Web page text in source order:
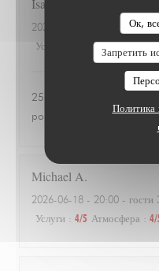
Ок,
Запретить
Политика
Isabelle
2026-06-24
- 20:00 - гости
Услуги
Атмосфера: 1/
25 euros une salade de
poulet 😱
Michael A
2026-06-18 - 20:00 - гости
Услуги : 4/5 Атмосфера : 4/